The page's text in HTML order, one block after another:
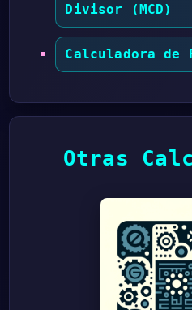
Divisor (MCD)
Calculadora de
Otras